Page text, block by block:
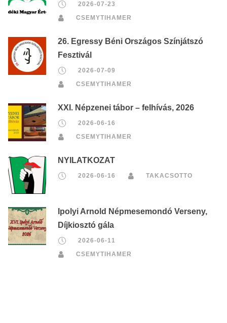
2026-07-23
CSEMYTIHAMER
26. Egressy Béni Országos Színjátszó
Fesztivál
2026-07-09
CSEMYTIHAMER
XXI. Népzenei tábor – felhívás, 2026
2026-06-16
CSEMYTIHAMER
NYILATKOZAT
2026-06-16 TAKACSOTTO
Ipolyi Arnold Népmesemondó Verseny,
Díjkiosztó gála
2026-06-11
CSEMYTIHAMER